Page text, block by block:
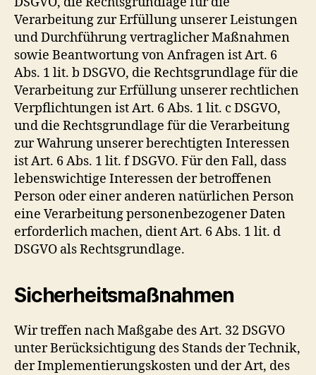
Verarbeitung zur Erfüllung unserer Leistungen
und Durchführung vertraglicher Maßnahmen
sowie Beantwortung von Anfragen ist Art. 6
Abs. 1 lit. b DSGVO, die Rechtsgrundlage für die
Verarbeitung zur Erfüllung unserer rechtlichen
Verpflichtungen ist Art. 6 Abs. 1 lit. c DSGVO,
und die Rechtsgrundlage für die Verarbeitung
zur Wahrung unserer berechtigten Interessen
ist Art. 6 Abs. 1 lit. f DSGVO. Für den Fall, dass
lebenswichtige Interessen der betroffenen
Person oder einer anderen natürlichen Person
eine Verarbeitung personenbezogener Daten
erforderlich machen, dient Art. 6 Abs. 1 lit. d
DSGVO als Rechtsgrundlage.
Sicherheitsmaßnahmen
Wir treffen nach Maßgabe des Art. 32 DSGVO
unter Berücksichtigung des Stands der Technik,
der Implementierungskosten und der Art, des